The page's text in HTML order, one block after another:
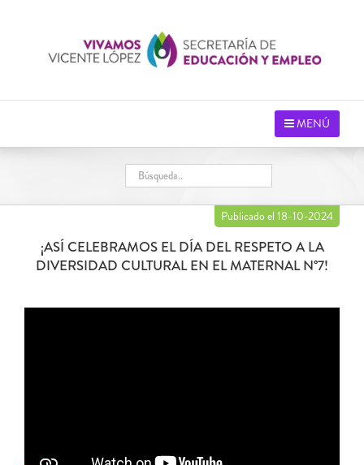
MENÚ
Publicado el 18-10-2024
¡ASÍ CELEBRAMOS EL DÍA DEL RESPETO A LA
DIVERSIDAD CULTURAL EN EL MATERNAL N°7!